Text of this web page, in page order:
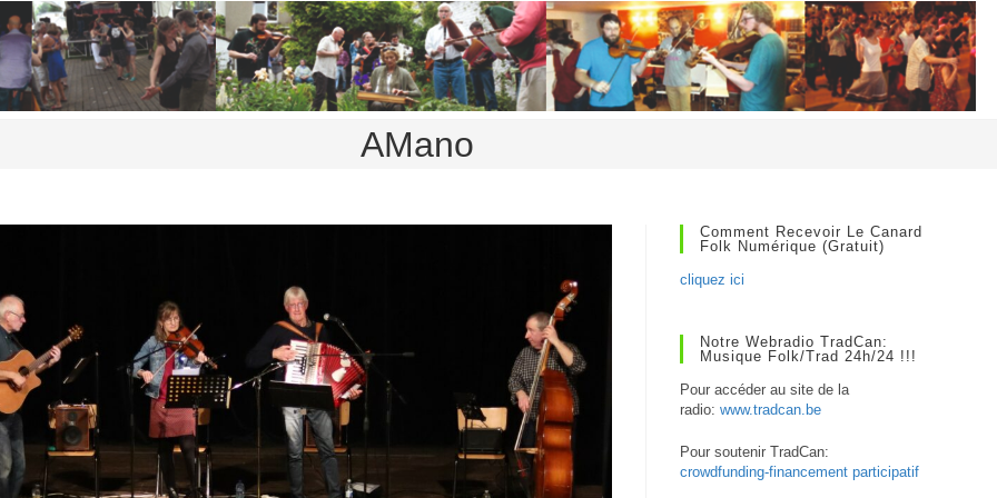
AMano
Comment Recevoir Le Canard
Folk Numérique (gratuit)
cliquez ici
Notre Webradio TradCan:
Musique Folk/Trad 24h/24 !!!
Pour accéder au site de la
radio:www.tradcan.be
Pour soutenir TradCan:
crowdfunding-financement participatif